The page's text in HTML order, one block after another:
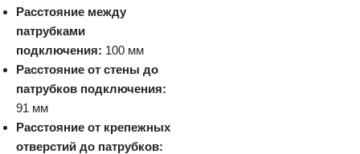
Расстояние между
патрубками
подключения: 100 мм
Расстояние от стены до
патрубков подключения:
91 мм
Расстояние от крепежных
отверстий до патрубков: